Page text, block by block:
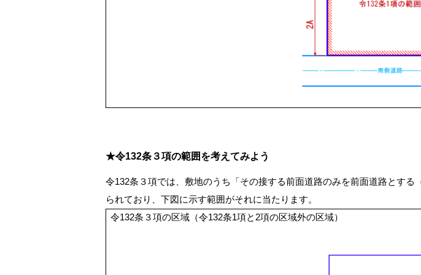
★令132条３項の範囲を考えてみよう
令132条３項では、敷地のうち「その接する前面道路のみを前面道路とす
られており、下図に示す範囲がそれに当たります。
令132条３項の区域（令132条1項と2項の区域外の区域）